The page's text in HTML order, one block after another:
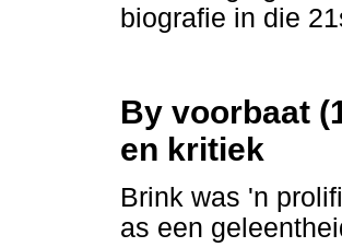
biografie in die
By voorbaat
en kritiek
Brink was 'n
as een